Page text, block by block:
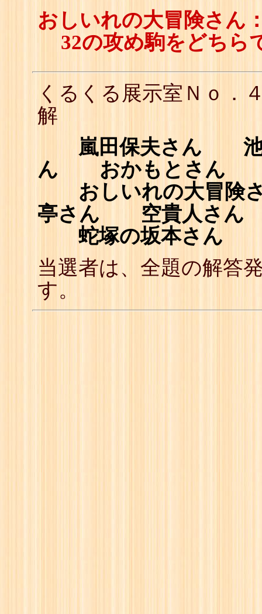
おしいれの大冒険さん
32の攻め駒をどちら
くるくる展示室Ｎｏ
解
嵐田保夫さん 池
ん おかもとさん
おしいれの大冒険
亭さん 空貴人さん
蛇塚の坂本さん
当選者は、全題の解答
す。